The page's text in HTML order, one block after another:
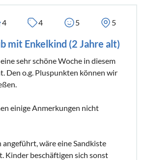
4 4 5 5
mit Enkelkind (2 Jahre alt)
sehr schöne Woche in diesem
Den o.g. Pluspunkten können wir
einige Anmerkungen nicht
angeführt, wäre eine Sandkiste
Kinder beschäftigen sich sonst